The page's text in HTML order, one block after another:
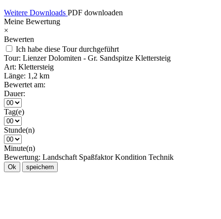
Weitere Downloads PDF downloaden
Meine Bewertung
×
Bewerten
Ich habe diese Tour durchgeführt
Tour: Lienzer Dolomiten - Gr. Sandspitze Klettersteig
Art: Klettersteig
Länge: 1,2 km
Bewertet am:
Dauer:
Tag(e)
Stunde(n)
Minute(n)
Bewertung: Landschaft Spaßfaktor Kondition Technik
Ok speichern